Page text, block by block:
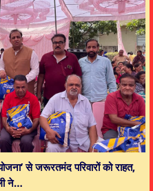
से जरूरतमंद परिवारों को राहत,
ने…